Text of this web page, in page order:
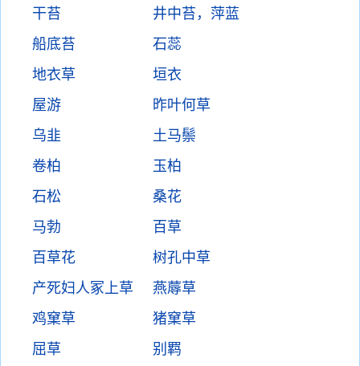
干苔
井中苔，萍蓝
船底苔
石蕊
地衣草
垣衣
屋游
昨叶何草
乌韭
土马鬃
卷柏
玉柏
石松
桑花
马勃
百草
百草花
树孔中草
产死妇人冢上草
燕蓐草
鸡窠草
猪窠草
屈草
别羁